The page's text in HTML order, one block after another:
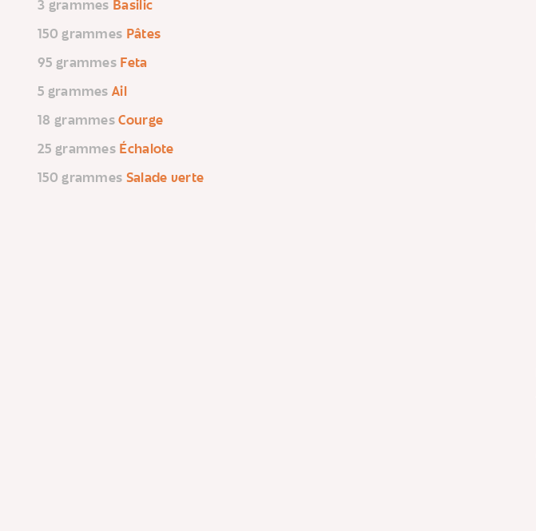
3 grammes Basilic
150 grammes Pâtes
95 grammes Feta
5 grammes Ail
18 grammesCourge
25 grammes Échalote
150 grammes Salade verte